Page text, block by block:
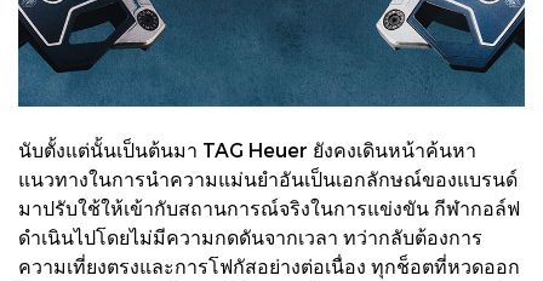
นับตั้งแต่นั้นเป็นต้นมา TAG Heuer ยังคงเดินหน้าค้นหา
แนวทางในการนำความแม่นยำอันเป็นเอกลักษณ์ของแบรนด์
มาปรับใช้ให้เข้ากับสถานการณ์จริงในการแข่งขัน กีฬากอล์ฟ
ดำเนินไปโดยไม่มีความกดดันจากเวลา ทว่ากลับต้องการ
ความเที่ยงตรงและการโฟกัสอย่างต่อเนื่อง ทุกช็อตที่หวดออก